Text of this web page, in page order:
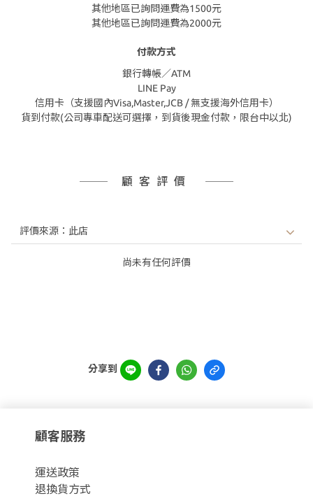
其他地區已詢問運費為1500元
其他地區已詢問運費為2000元
付款方式
銀行轉帳／ATM
LINE Pay
信用卡（支援國內Visa,Master,JCB / 無支援海外信用卡）
貨到付款(公司專車配送可選擇，到貨後現金付款，限台中以北)
顧客評價
尚未有任何評價
分享到
顧客服務
運送政策
退換貨方式